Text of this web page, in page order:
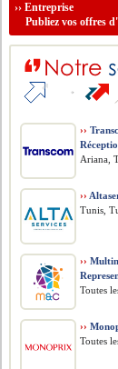
››Entreprise
Publiez vos offres
››
Ariana,
››
Tunis,
››
Toutes
››
Toutes